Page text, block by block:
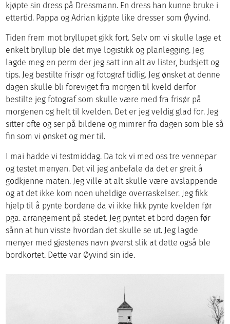
kjøpte sin dress på Dressmann. En dress han kunne bruke i
ettertid. Pappa og Adrian kjøpte like dresser som Øyvind.
Tiden frem mot bryllupet gikk fort. Selv om vi skulle lage et
enkelt bryllup ble det mye logistikk og planlegging. Jeg
lagde meg en perm der jeg satt inn alt av lister, budsjett og
tips. Jeg bestilte frisør og fotograf tidlig. Jeg ønsket at denne
dagen skulle bli foreviget fra morgen til kveld derfor
bestilte jeg fotograf som skulle være med fra frisør på
morgenen og helt til kvelden. Det er jeg veldig glad for. Jeg
sitter ofte og ser på bildene og mimrer fra dagen som ble så
fin som vi ønsket og mer til.
I mai hadde vi testmiddag. Da tok vi med oss tre vennepar
og testet menyen. Det vil jeg anbefale da det er greit å
godkjenne maten. Jeg ville at alt skulle være avslappende
og at det ikke kom noen uheldige overraskelser. Jeg fikk
hjelp til å pynte bordene da vi ikke fikk pynte kvelden før
pga. arrangement på stedet. Jeg pyntet et bord dagen før
sånn at hun visste hvordan det skulle se ut. Jeg lagde
menyer med gjestenes navn øverst slik at dette også ble
bordkortet. Dette var Øyvind sin ide.